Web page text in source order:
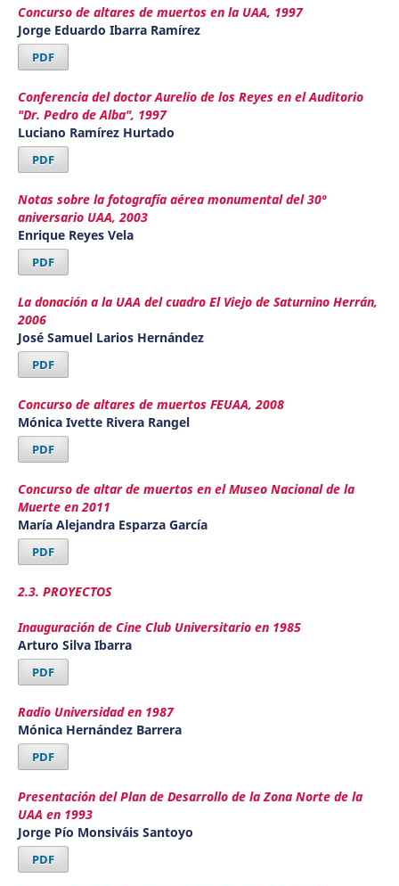
Concurso de altares de muertos en la UAA, 1997
Jorge Eduardo Ibarra Ramírez
PDF
Conferencia del doctor Aurelio de los Reyes en el Auditorio
"Dr. Pedro de Alba", 1997
Luciano Ramírez Hurtado
PDF
Notas sobre la fotografía aérea monumental del 30º
aniversario UAA, 2003
Enrique Reyes Vela
PDF
La donación a la UAA del cuadro El Viejo de Saturnino Herrán,
2006
José Samuel Larios Hernández
PDF
Concurso de altares de muertos FEUAA, 2008
Mónica Ivette Rivera Rangel
PDF
Concurso de altar de muertos en el Museo Nacional de la
Muerte en 2011
María Alejandra Esparza García
PDF
2.3. PROYECTOS
Inauguración de Cine Club Universitario en 1985
Arturo Silva Ibarra
PDF
Radio Universidad en 1987
Mónica Hernández Barrera
PDF
Presentación del Plan de Desarrollo de la Zona Norte de la
UAA en 1993
Jorge Pío Monsiváis Santoyo
PDF